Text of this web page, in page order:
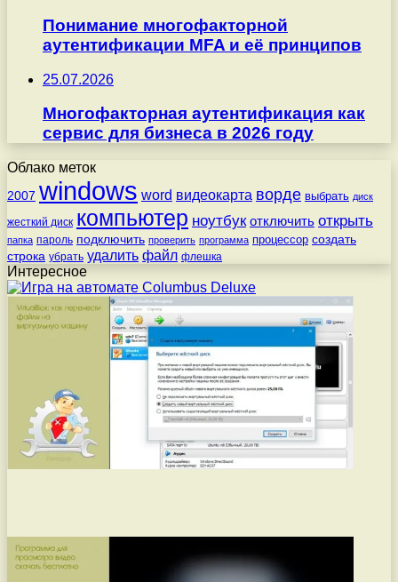
Понимание многофакторной
аутентификации MFA и её принципов
25.07.2026
Многофакторная аутентификация как
сервис для бизнеса в 2026 году
Облако меток
2007 windows word видеокарта ворде выбрать диск
жесткий диск компьютер ноутбук отключить открыть
папка пароль подключить проверить программа процессор создать
строка убрать удалить файл флешка
Интересное